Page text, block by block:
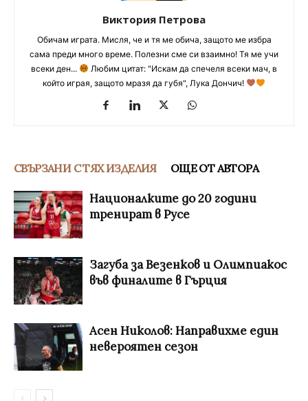
Виктория Петрова
Обичам играта. Мисля, че и тя ме обича, защото ме избра
сама преди много време. Полезни сме си взаимно! Тя ме учи
всеки ден...
Любим цитат: "Искам да спечеля всеки мач, в
който играя, защото мразя да губя", Лука Дончич!
СВЪРЗАНИ С ТЯХ ИЗДЕЛИЯ ОЩЕ ОТ АВТОРА
Националките до 20 години
тренират в Русе
Загуба за Везенков и Олимпиакос
във финалите в Гърция
Асен Николов: Направихме един
невероятен сезон